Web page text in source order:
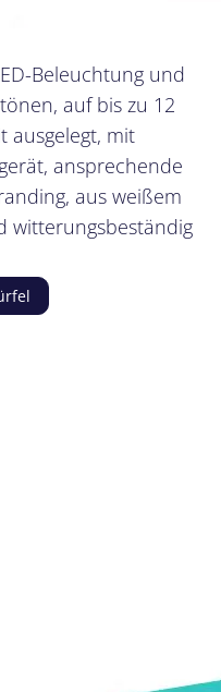
Beleuchtung und
auf bis zu 12
ausgelegt, mit
ansprechende
aus weißem
witterungsbeständig